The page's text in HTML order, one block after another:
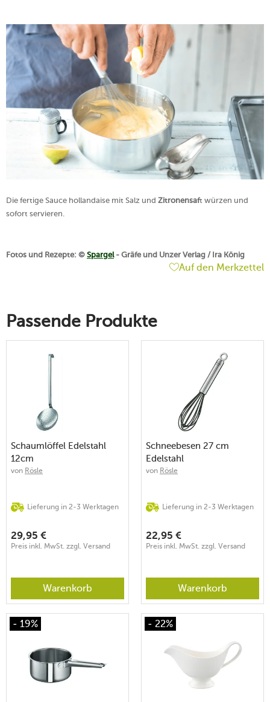
Die fertige Sauce hollandaise mit Salz und Zitronensaft würzen und
sofort servieren.
Fotos und Rezepte: © Spargel- Gräfe und Unzer Verlag / Ira König
Auf den Merkzettel
Passende Produkte
Schaumlöffel Edelstahl
12cm
von Rösle
Lieferung in 2-3 Werktagen
29,95 €
Preis inkl. MwSt. zzgl. Versand
Warenkorb
Schneebesen 27 cm
Edelstahl
von Rösle
Lieferung in 2-3 Werktagen
22,95 €
Preis inkl. MwSt. zzgl. Versand
Warenkorb
- 19% - 22%